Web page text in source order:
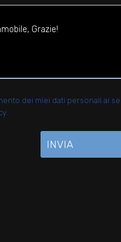
dei miei dati personali ai
INVIA